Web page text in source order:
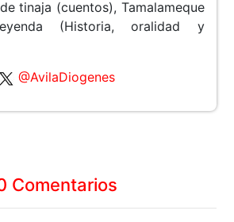
tinaja (cuentos), Tamalameque
(Historia, oralidad y
@AvilaDiogenes
Comentarios